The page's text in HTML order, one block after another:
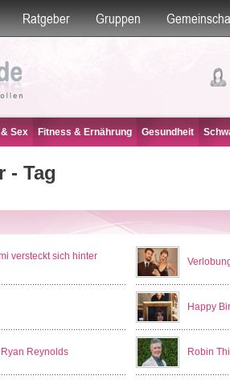
Ratgeber Gruppen
Sex Fitness & Ernährung Gesundheit
- Tag
versteckt sich hinter
Happy
Reynolds Robin